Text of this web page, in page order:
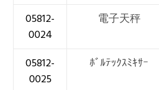
05812-
0024
電子天秤
05812-
0025
ﾎﾞﾙﾃｯｸｽﾐｷｻｰ